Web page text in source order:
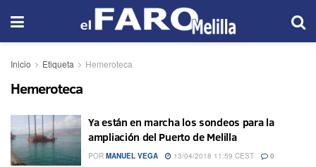
Inicio Etiqueta Hemeroteca
Hemeroteca
Ya están en marcha los sondeos para la
ampliación del Puerto de Melilla
POR MANUEL VEGA 13/04/2018 11:59 CEST 0